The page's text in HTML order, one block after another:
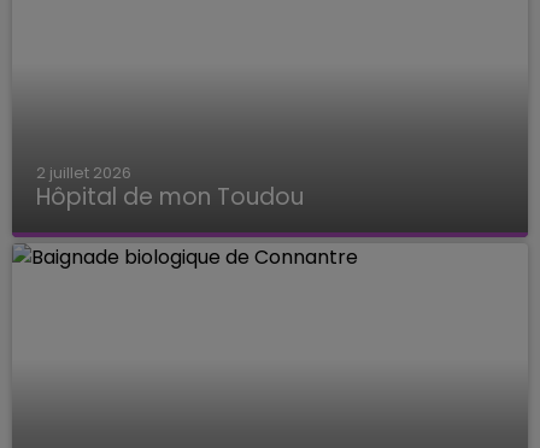
2 juillet 2026
Hôpital de mon Toudou
Hôpital de mon Toudou